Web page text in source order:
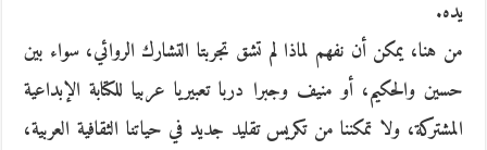
يده.
من هنا، يمكن أن نفهم لماذا لم تشق تجربتا التشارك الروائي، سواء بين
حسين والحكيم، أو منيف وجبرا دربا تعبيريا عربيا للكتابة الإبداعية
المشتركة، ولا تمكننا من تكريس تقليد جديد في حياتنا الثقافية العربية،